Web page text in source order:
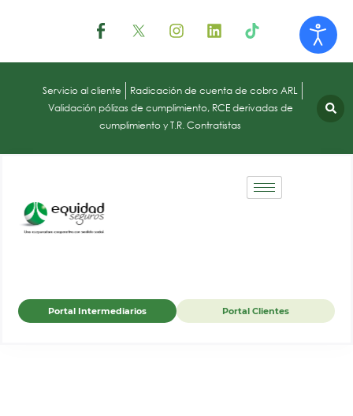
Servicio al cliente
Radicación de cuenta de cobro ARL
Validación pólizas de cumplimiento, RCE derivadas de
cumplimiento y T.R. Contratistas
Portal Intermediarios Portal Clientes